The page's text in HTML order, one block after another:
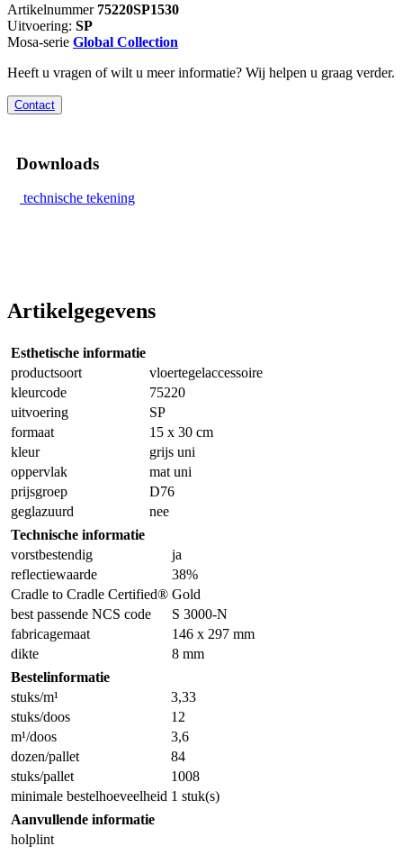
Artikelnummer 75220SP1530
Uitvoering: SP
Mosa-serie Global Collection
Heeft u vragen of wilt u meer informatie? Wij helpen u graag verder.
Contact
Downloads
technische tekening
Artikelgegevens
Esthetische informatie
productsoort
vloertegelaccessoire
kleurcode
75220
uitvoering
SP
formaat
15 x 30 cm
kleur
grijs uni
oppervlak
mat uni
prijsgroep
D76
geglazuurd
nee
Technische informatie
vorstbestendig
ja
reflectiewaarde
38%
Cradle to Cradle Certified® Gold
best passende NCS code
S 3000-N
fabricagemaat
146 x 297 mm
dikte
8 mm
Bestelinformatie
stuks/m¹
3,33
stuks/doos
12
m¹/doos
3,6
dozen/pallet
84
stuks/pallet
1008
minimale bestelhoeveelheid 1 stuk(s)
Aanvullende informatie
holplint